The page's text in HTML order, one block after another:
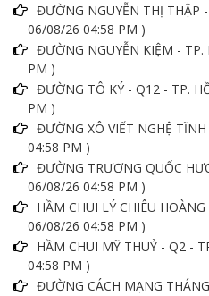
ĐƯỜNG NGUYỄN THỊ THẬP
06/08/26 04:58 PM )
ĐƯỜNG NGUYỄN KIỆM -
PM )
ĐƯỜNG TÔ KÝ - Q12 - TP.
PM )
ĐƯỜNG XÔ VIẾT NGHỆ
04:58 PM )
ĐƯỜNG TRƯƠNG QUỐC
06/08/26 04:58 PM )
HẦM CHUI LÝ CHIÊU
06/08/26 04:58 PM )
HẦM CHUI MỸ THUỶ - Q2 -
04:58 PM )
ĐƯỜNG CÁCH MẠNG